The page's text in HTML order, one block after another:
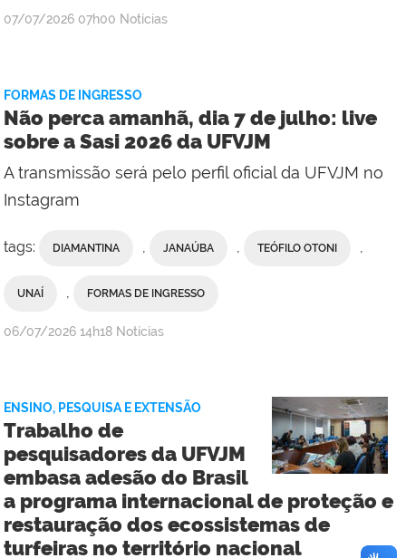
publicado
07/07/2026 07h00 Notícias
FORMAS DE INGRESSO
Não perca amanhã, dia 7 de julho: live
sobre a Sasi 2026 da UFVJM
A transmissão será pelo perfil oficial da UFVJM no
Instagram
tags: DIAMANTINA JANAÚBA TEÓFILO OTONI
UNAÍ FORMAS DE INGRESSO
publicado
06/07/2026 14h18 Notícias
ENSINO, PESQUISA E EXTENSÃO
Trabalho de
pesquisadores da UFVJM
embasa adesão do Brasil
a programa internacional de proteção e
restauração dos ecossistemas de
turfeiras no território nacional